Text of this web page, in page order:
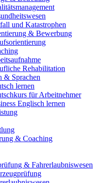
und Katastrophen
& Bewerbung
Rehabilitation
& Sprachen
lernen
für Arbeitnehmer
Englisch lernen
& Coaching
& Fahrerlaubniswesen